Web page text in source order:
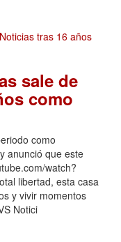
sale de
como
como
anunció que este
watch?
libertad, esta casa
y vivir momentos
Notici